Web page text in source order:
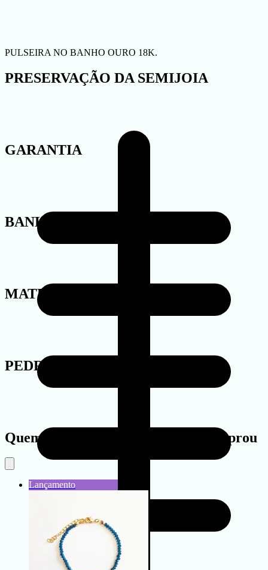
PULSEIRA NO BANHO OURO 18K.
PRESERVAÇÃO DA SEMIJOIA
GARANTIA
BANHO
MATERIAL
PEDRA
Quem viu este produto também comprou